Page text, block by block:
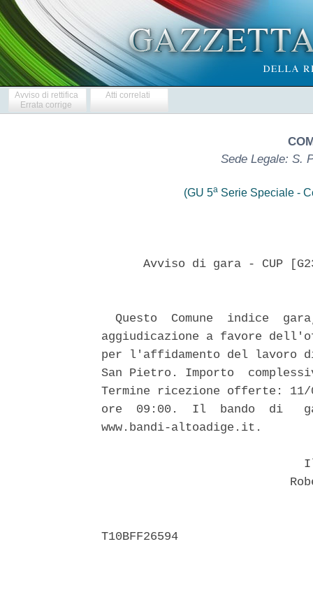
Avviso di rettifica
Errata corrige
Atti correlati
Sede Legale: S.
(GU 5a Serie Speciale -
Avviso di gara - CUP
Questo  Comune  indice
aggiudicazione a favore
per l'affidamento del lavoro
San Pietro. Importo
Termine ricezione offerte: 11/
ore  09:00.  Il  bando  di
www.bandi-altoadige.it.